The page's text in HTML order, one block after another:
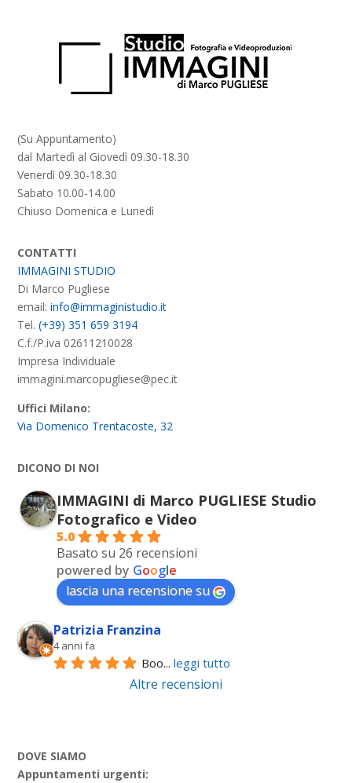
(Su Appuntamento)
dal Martedì al Giovedì 09.30-18.30
Venerdì 09.30-18.30
Sabato 10.00-14.00
Chiuso Domenica e Lunedì
CONTATTI
IMMAGINI STUDIO
Di Marco Pugliese
email:info@immaginistudio.it
Tel.(+39) 351 659 3194
C.f./P.iva 02611210028
Impresa Individuale
immagini.marcopugliese@pec.it
Uffici Milano:
Via Domenico Trentacoste, 32
DICONO DI NOI
IMMAGINI di Marco PUGLIESE Studio
Fotografico e Video
5.0
Basato su 26 recensioni
powered by Google
lascia una recensione su
Patrizia Franzina
4 anni fa
Boo... leggi tutto
Altre recensioni
DOVE SIAMO
Appuntamenti urgenti: